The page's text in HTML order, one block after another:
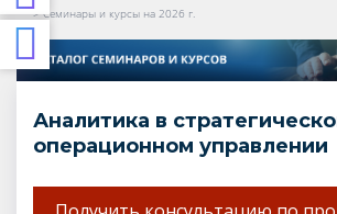
>Семинары и курсы на 2026 г.
Аналитика в
операционном управлении